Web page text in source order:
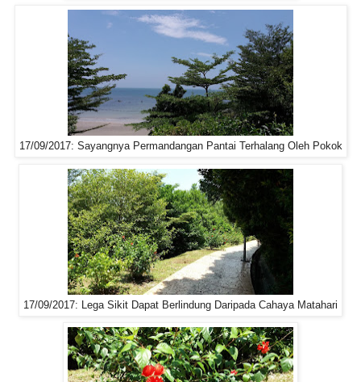
17/09/2017: Sayangnya Permandangan Pantai Terhalang Oleh Pokok
17/09/2017: Lega Sikit Dapat Berlindung Daripada Cahaya Matahari